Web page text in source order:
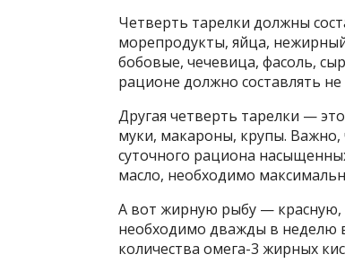
Четверть тарелки должны
морепродукты, яйца,
бобовые, чечевица, фасоль,
рационе должно составлять
Другая четверть тарелки —
муки, макароны, крупы.
суточного рациона
масло, необходимо
А вот жирную рыбу — красную,
необходимо дважды в неделю
количества омега-3 жирных